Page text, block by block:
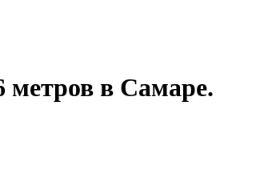
метров в Самаре.